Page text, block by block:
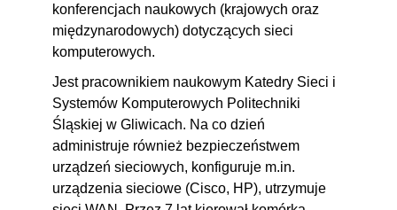
4. Bezpieczeństwo sieci i analiza
włamań
01:45:30
4.2. Przechwytywanie hasła
OSPF za pomocą skryptu
języka Python
4.3. Przechwytywanie hasła do
połączenia za pomoca
konferencjach naukowych (krajowych oraz
międzynarodowych) dotyczących sieci
komputerowych.
Jest pracownikiem naukowym Katedry Sieci i
Systemów Komputerowych Politechniki
Śląskiej w Gliwicach. Na co dzień
administruje również bezpieczeństwem
urządzeń sieciowych, konfiguruje m.in.
urządzenia sieciowe (Cisco, HP), utrzymuje